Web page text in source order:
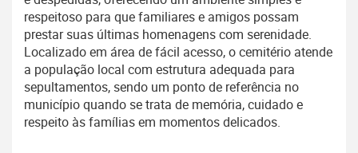
respeitoso para que familiares e amigos possam
prestar suas últimas homenagens com serenidade.
Localizado em área de fácil acesso, o cemitério atende
a população local com estrutura adequada para
sepultamentos, sendo um ponto de referência no
município quando se trata de memória, cuidado e
respeito às famílias em momentos delicados.